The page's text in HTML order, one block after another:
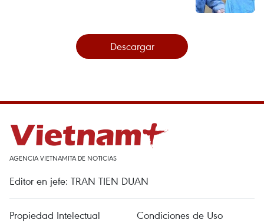
Descargar
AGENCIA VIETNAMITA DE NOTICIAS
Editor en jefe: TRAN TIEN DUAN
Propiedad Intelectual Condiciones de Uso